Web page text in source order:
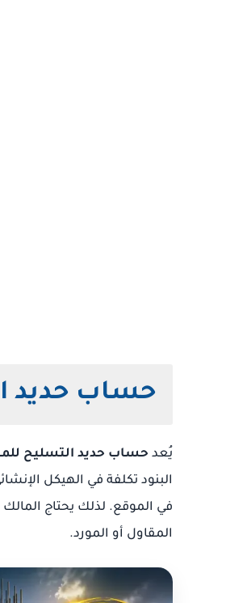
حساب حديد
يُعد حساب حديد التسليح
البنود تكلفة في الهيكل
في الموقع. لذلك يحتاج
المقاول أو المورد.